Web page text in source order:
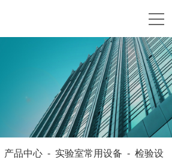
产品中心 - 实验室常用设备 -检验设